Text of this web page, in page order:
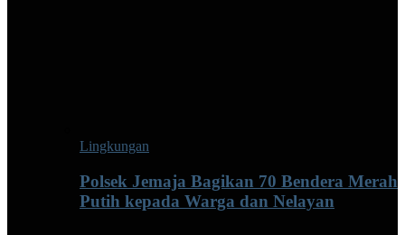
Lingkungan
Polsek Jemaja Bagikan 70 Bendera Merah
Putih kepada Warga dan Nelayan